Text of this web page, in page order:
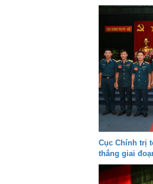
Cục Chính trị
thắng giai